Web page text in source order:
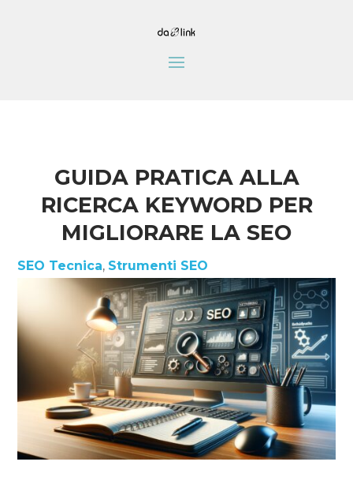
GUIDA PRATICA ALLA
RICERCA KEYWORD PER
MIGLIORARE LA SEO
SEO Tecnica, Strumenti SEO